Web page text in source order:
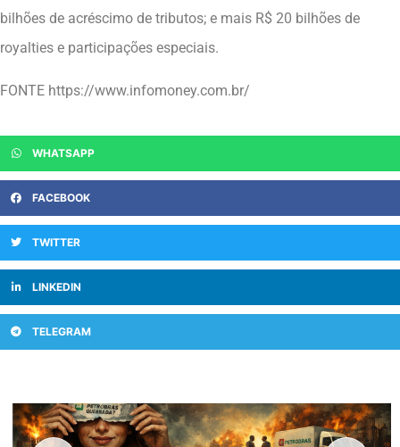
bilhões de acréscimo de tributos; e mais R$ 20 bilhões de
royalties e participações especiais.
FONTE https://www.infomoney.com.br/
WHATSAPP
FACEBOOK
TWITTER
LINKEDIN
TELEGRAM